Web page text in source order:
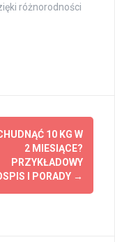
różnorodności
10 KG W
2 MIESIĄCE?
PRZYKŁADOWY
I PORADY →